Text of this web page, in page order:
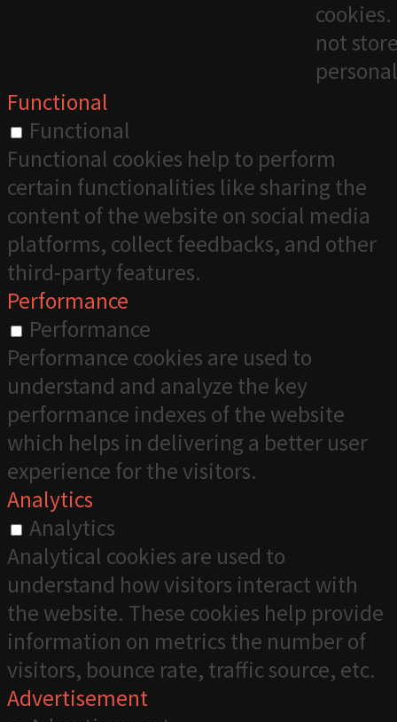
not
Functional
Functional
Functional cookies help to perform
certain functionalities like sharing the
content of the website on social media
platforms, collect feedbacks, and other
third-party features.
Performance
Performance
Performance cookies are used to
understand and analyze the key
performance indexes of the website
which helps in delivering a better user
experience for the visitors.
Analytics
Analytics
Analytical cookies are used to
understand how visitors interact with
the website. These cookies help provide
information on metrics the number of
visitors, bounce rate, traffic source, etc.
Advertisement